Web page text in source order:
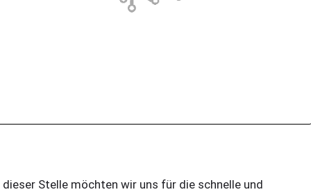
dieser Stelle möchten wir uns für die schnelle und